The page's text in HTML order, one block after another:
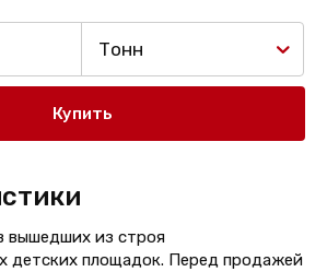
Тонн
Купить
вышедших из строя
детских площадок. Перед продажей